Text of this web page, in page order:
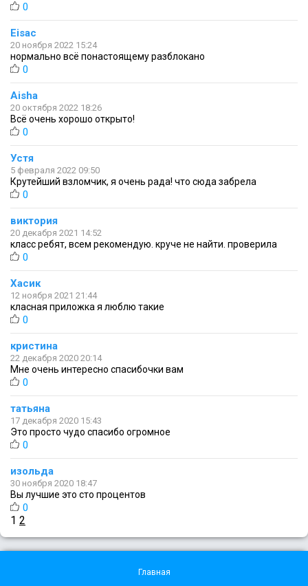
0
Eisac
20 ноября 2022 15:24
нормально всё понастоящему разблокано
0
Aisha
20 октября 2022 18:26
Всё очень хорошо открыто!
0
Устя
5 февраля 2022 09:50
Крутейший взломчик, я очень рада! что сюда забрела
0
виктория
20 декабря 2021 14:52
класс ребят, всем рекомендую. круче не найти. проверила
0
Хасик
12 ноября 2021 21:44
класная приложка я люблю такие
0
кристина
22 декабря 2020 20:14
Мне очень интересно спасибочки вам
0
татьяна
17 декабря 2020 15:43
Это просто чудо спасибо огромное
0
изольда
30 ноября 2020 18:47
Вы лучшие это сто процентов
0
1 2
Главная